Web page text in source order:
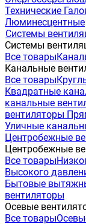
Технические
Люминесцентные
Системы
Системы
Все товары
Канальные
Все товары
Квадратные
канальные
вентиляторы
Уличные
Центробежные
Центробежные
Все товары
Высокого
Бытовые
вентиляторы
Осевые
Все товары